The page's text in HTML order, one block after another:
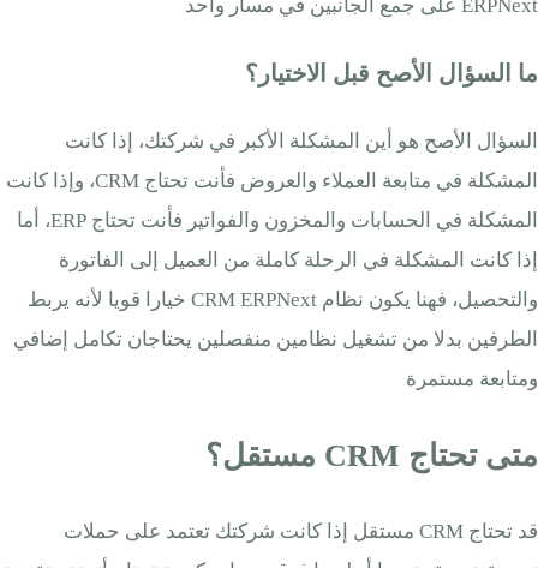
ERPNext على جمع الجانبين في مسار واحد
ما السؤال الأصح قبل الاختيار؟
السؤال الأصح هو أين المشكلة الأكبر في شركتك، إذا كانت
المشكلة في متابعة العملاء والعروض فأنت تحتاج CRM، وإذا كانت
المشكلة في الحسابات والمخزون والفواتير فأنت تحتاج ERP، أما
إذا كانت المشكلة في الرحلة كاملة من العميل إلى الفاتورة
والتحصيل، فهنا يكون نظام CRM ERPNext خيارا قويا لأنه يربط
الطرفين بدلا من تشغيل نظامين منفصلين يحتاجان تكامل إضافي
ومتابعة مستمرة
متى تحتاج CRM مستقل؟
قد تحتاج CRM مستقل إذا كانت شركتك تعتمد على حملات